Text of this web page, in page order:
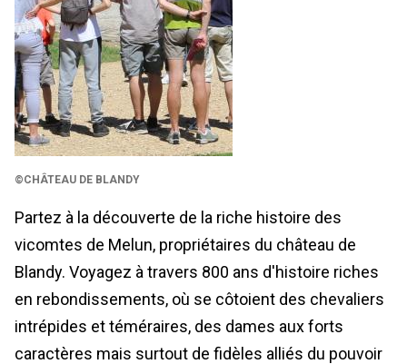
©CHÂTEAU DE BLANDY
Partez à la découverte de la riche histoire des
vicomtes de Melun, propriétaires du château de
Blandy. Voyagez à travers 800 ans d'histoire riches
en rebondissements, où se côtoient des chevaliers
intrépides et téméraires, des dames aux forts
caractères mais surtout de fidèles alliés du pouvoir